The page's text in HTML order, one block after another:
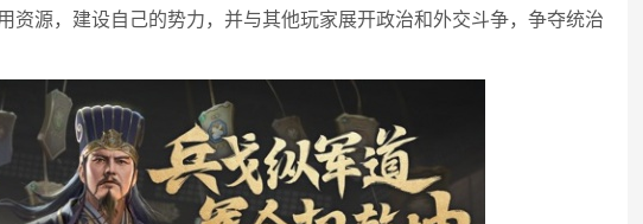
资源，建设自己的势力，并与其他玩家展开政治和外交斗争，争夺统治